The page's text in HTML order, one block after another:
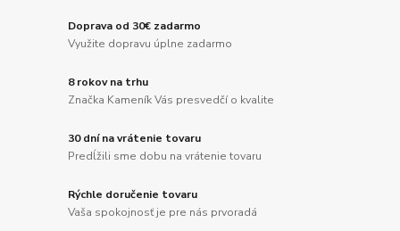
Doprava od 30€ zadarmo
Využite dopravu úplne zadarmo
8 rokov na trhu
Značka Kameník Vás presvedčí o kvalite
30 dní na vrátenie tovaru
Predĺžili sme dobu na vrátenie tovaru
Rýchle doručenie tovaru
Vaša spokojnosť je pre nás prvoradá